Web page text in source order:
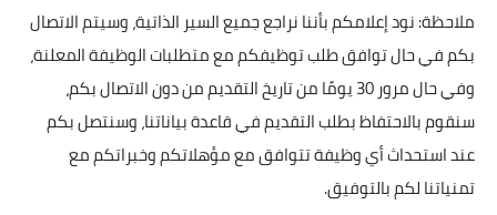
ملاحظة: نود إعلامكم بأننا نراجع جميع السير الذاتية، وسيتم الاتصال
بكم في حال توافق طلب توظيفكم مع متطلبات الوظيفة المعلنة،
وفي حال مرور 30 يومًا من تاريخ التقديم من دون الاتصال بكم،
سنقوم بالاحتفاظ بطلب التقديم في قاعدة بياناتنا، وسنتصل بكم
عند استحداث أي وظيفة تتوافق مع مؤهلاتكم وخبراتكم مع
تمنياتنا لكم بالتوفيق.